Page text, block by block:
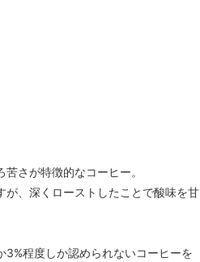
さが特徴的なコーヒー。
、深くローストしたことで酸味を甘
程度しか認められないコーヒーを